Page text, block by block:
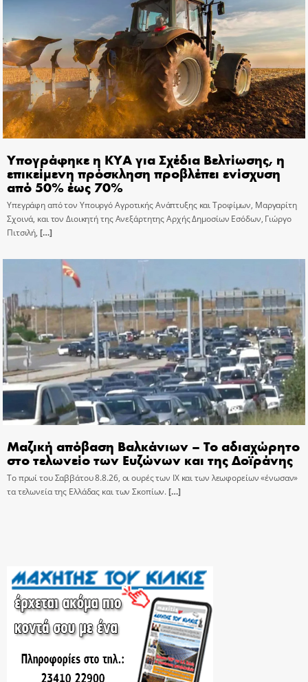
Υπογράφηκε η ΚΥΑ για Σχέδια Βελτίωσης, η
επικείμενη πρόσκληση προβλέπει ενίσχυση
από 50% έως 70%
Υπεγράφη από τον Υπουργό Αγροτικής Ανάπτυξης και Τροφίμων, Μαργαρίτη
Σχοινά, και τον Διοικητή της Ανεξάρτητης Αρχής Δημοσίων Εσόδων, Γιώργο
Πιτσιλή, […]
Μαζική απόβαση Βαλκάνιων – Το αδιαχώρητο
στο τελωνείο των Ευζώνων και της Δοϊράνης
Το πρωί του Σαββάτου 8.8.26, οι ουρές των ΙΧ και των λεωφορείων «ένωσαν»
τα τελωνεία της Ελλάδας και των Σκοπίων.[…]